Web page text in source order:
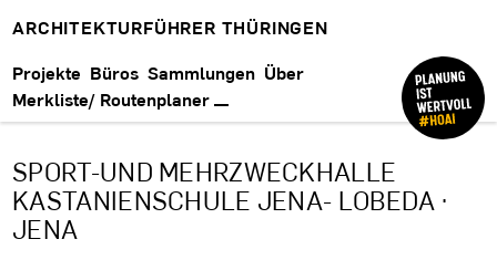
ARCHITEKTURFÜHRER THÜRINGEN
Projekte Büros Sammlungen Über
Merkliste/ Routenplaner
SPORT-UND MEHRZWECKHALLE
KASTANIENSCHULE JENA- LOBEDA ·
JENA